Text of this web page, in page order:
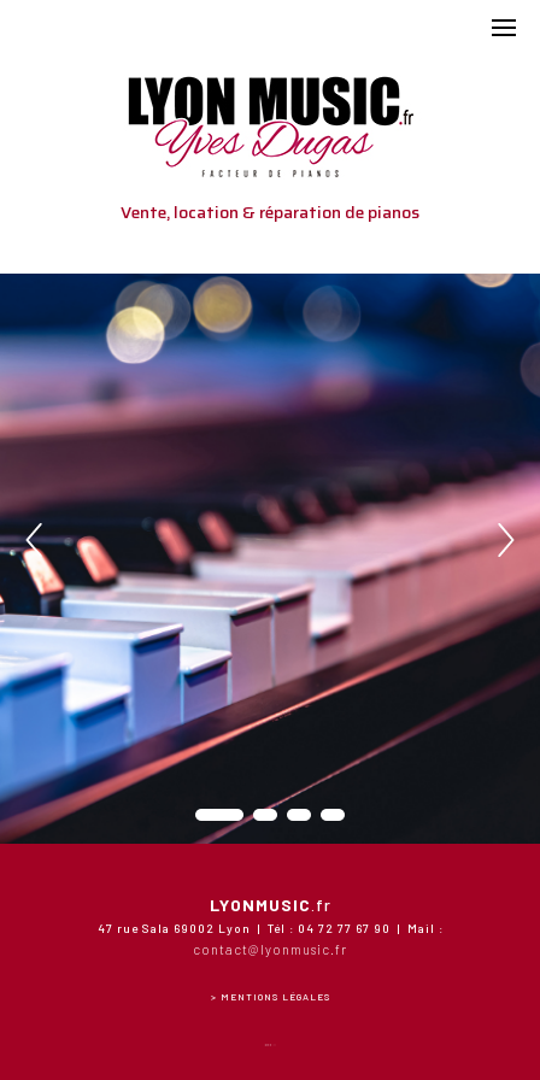
Vente, location & réparation de pianos
LYONMUSIC .fr
47 rue Sala 69002 Lyon | Tél : 04 72 77 67 90 | Mail :
contact@lyonmusic.fr
> MENTIONS LÉGALES